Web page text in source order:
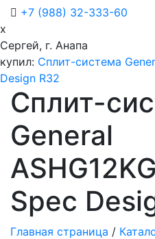
+7 (988) 32-333-60
x
Сергей, г. Анапа
купил: Сплит-система
Design R32
Сплит-
General
Spec
Главная страница /